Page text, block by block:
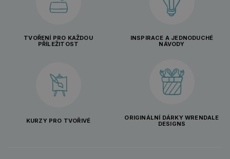
TVOŘENÍ PRO KAŽDOU
PŘÍLEŽITOST
INSPIRACE A JEDNODUCHÉ
NÁVODY
KURZY PRO TVOŘIVÉ
ORIGINÁLNÍ DÁRKY WRENDALE
DESIGNS